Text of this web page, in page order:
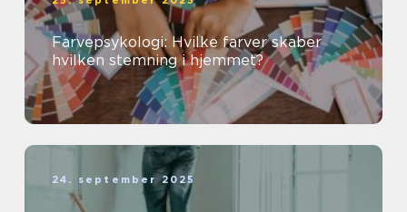
Farvepsykologi: Hvilke farver skaber
hvilken stemning i hjemmet?
24. september 2025